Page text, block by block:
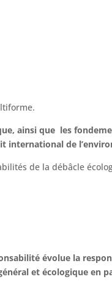
ainsi que les
international de
de la débâcle
évolue la
et écologique en